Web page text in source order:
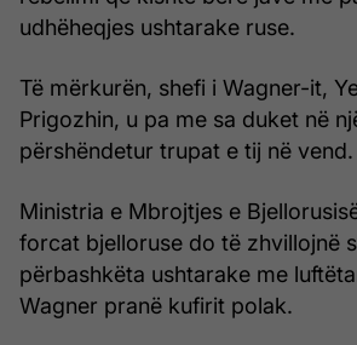
udhëheqjes ushtarake ruse.
Të mërkurën, shefi i Wagner-it,
Prigozhin, u pa me sa duket në
përshëndetur trupat e tij në vend.
Ministria e Mbrojtjes e
forcat bjelloruse do të zhvillojnë
përbashkëta ushtarake me
Wagner pranë kufirit polak.